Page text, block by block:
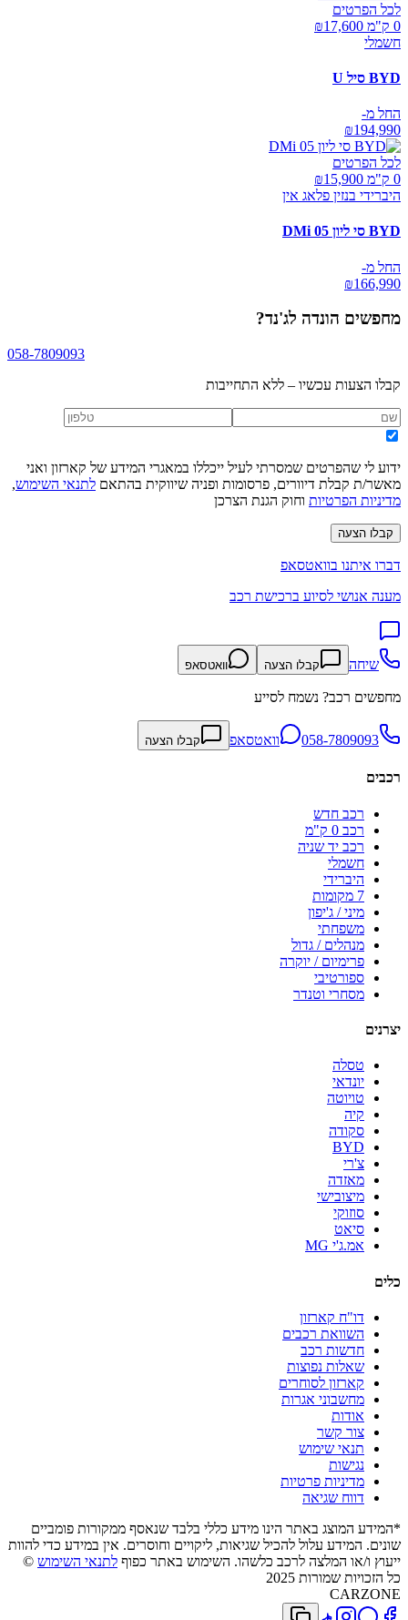
לכל הפרטים
0 ק"מ ₪
17,600
חשמלי
BYD סיל U
החל מ-
₪194,990
לכל הפרטים
0 ק"מ ₪
15,900
היברידי בנזין פלאג אין
BYD סי ליון 05 DMi
החל מ-
₪166,990
מחפשים הונדה לג'נד?
058-7809093
קבלו הצעות עכשיו – ללא התחייבות
ידוע לי שהפרטים שמסרתי לעיל ייכללו במאגרי המידע של קארזון ואני
מאשר/ת קבלת דיוורים, פרסומות ופניה שיווקית בהתאם לתנאי השימוש,
מדיניות הפרטיות וחוק הגנת הצרכן
קבלו הצעה
דברו איתנו בוואטסאפ
מענה אנושי לסיוע ברכישת רכב
שיחה קבלו הצעה וואטסאפ
מחפשים רכב? נשמח לסייע
058-7809093 וואטסאפ קבלו הצעה
רכבים
רכב חדש
רכב 0 ק"מ
רכב יד שניה
חשמלי
היברידי
7 מקומות
מיני / ג'יפון
משפחתי
מנהלים / גדול
פרימיום / יוקרה
ספורטיבי
מסחרי וטנדר
יצרנים
טסלה
יונדאי
טויוטה
קיה
סקודה
BYD
צ'רי
מאזדה
מיצובישי
סוזוקי
סיאט
אמ.ג'י MG
כלים
דו"ח קארזון
השוואת רכבים
חדשות רכב
שאלות נפוצות
קארזון לסוחרים
מחשבוני אגרות
אודות
צור קשר
תנאי שימוש
נגישות
מדיניות פרטיות
דווח שגיאה
*המידע המוצג באתר הינו מידע כללי בלבד שנאסף ממקורות פומביים
שונים. המידע עלול להכיל שגיאות, ליקויים וחוסרים. אין במידע כדי להוות
ייעוץ ו/או המלצה לרכב כלשהו. השימוש באתר כפוף לתנאי השימוש ©
כל הזכויות שמורות 2025
CARZONE